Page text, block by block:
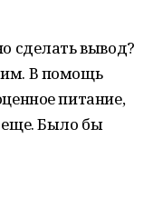
сделать вывод?
В помощь
питание,
еще. Было бы